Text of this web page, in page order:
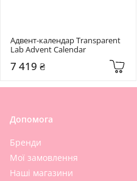
Адвент-календар Transparent
Lab Advent Calendar
7 419 ₴
Допомога
Бренди
Мої замовлення
Наші магазини